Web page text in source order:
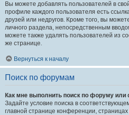
Вы можете добавлять пользователей в
профиле каждого пользователя есть
друзей или недругов. Кроме того, вы
личного раздела, непосредственным
можете также удалять пользователей из
же странице.
Вернуться к началу
Поиск по форумам
Как мне выполнить поиск по форуму
Задайте условие поиска в
главной странице конференции,